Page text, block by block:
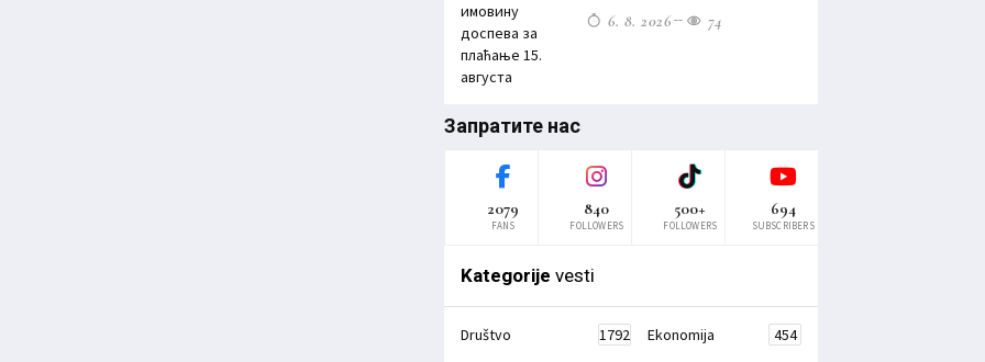
6. 8. 2026
74
Запратите нас
2079
FANS
840
FOLLOWERS
500+
FOLLOWERS
694
SUBSCRIBERS
Kategorije vesti
Društvo 1792 Ekonomija 454